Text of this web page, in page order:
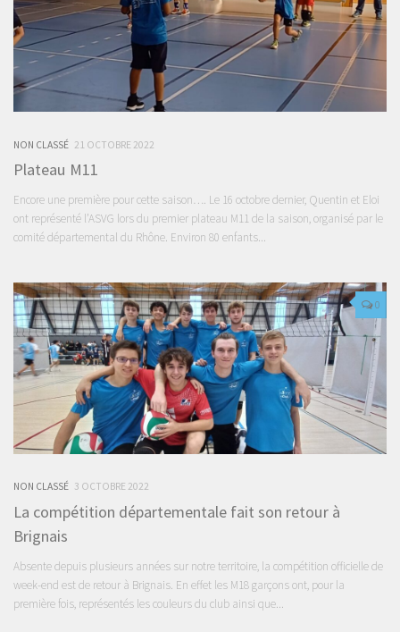
NON CLASSÉ 21 OCTOBRE 2022
Plateau M11
Encore une première pour cette saison…. Le 16 octobre dernier, Quentin et Eloi
ont représenté l’ASVG lors du premier plateau M11 de la saison, organisé par le
comité départemental du Rhône. Environ 80 enfants...
0
NON CLASSÉ 3 OCTOBRE 2022
La compétition départementale fait son retour à
Brignais
Absente depuis plusieurs années sur notre territoire, la compétition officielle de
week-end est de retour à Brignais. En effet les M18 garçons ont, pour la
première fois, représentés les couleurs du club ainsi que...